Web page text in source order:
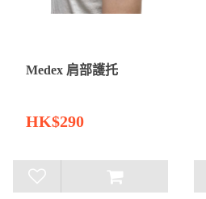
Medex 肩部護托
HK$290